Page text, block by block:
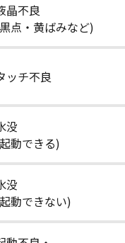
晶不良
点・黄ばみなど)
ッチ不良
没
動できる)
没
動できない)